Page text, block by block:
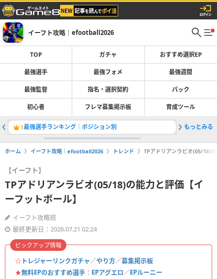
イーフト攻略｜efootball2026
TOP ガチャ おすすめ選択EP
最強選手 最強フォメ 最強週間
最強監督 指名・選択契約 パック
初心者 フレマ募集掲示板 育成ツール
1最強選手ランキング｜ポジション別 2
もっとみる
ホーム イーフト攻略｜efootball2026 トレンド TPアドリアンラビオ(05/18)
【イーフト】
TPアドリアンラビオ(05/18)の能力と評価【イ
ーフットボール】
イーフト攻略班
最終更新日：2026.07.21 02:24
☆ トレジャーリンクガチャ／やり方／募集掲示板
★無料EPのおすすめ選手 ： EPアグエロ／EPルーニー
ピックアップ情報